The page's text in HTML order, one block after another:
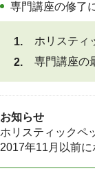
専門講座の修了
ホリスティ
専門講座
お知らせ
ホリスティックペ
2017年11月以前